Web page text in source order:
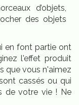
d’objets,
des objets
en font partie ont
l'effet produit
que vous n'aimez
cassés ou qui
de votre vie ! Ne